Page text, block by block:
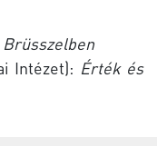
Intézet): Érték és